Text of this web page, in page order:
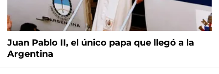
Juan Pablo II, el único papa que llegó a la
Argentina